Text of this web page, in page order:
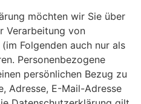
möchten wir Sie über
Verarbeitung von
Folgenden auch nur als
Personenbezogene
persönlichen Bezug zu
Adresse, E-Mail-Adresse